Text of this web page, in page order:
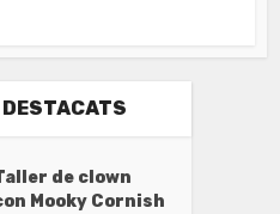
de clown
Mooky Cornish